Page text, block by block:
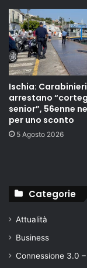
Ischia: Carabinieri
arrestano
senior”, 56enne
per uno sconto
5 Agosto 2026
Categorie
Attualità
Business
Connessione 3.0